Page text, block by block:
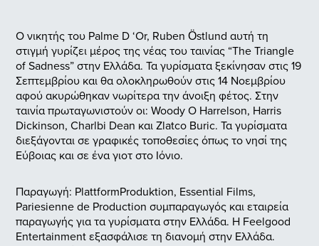
Ο νικητής του Palme D ‘Or, Ruben Östlund αυτή τη
στιγμή γυρίζει μέρος της νέας του ταινίας “The Triangle
of Sadness” στην Ελλάδα. Τα γυρίσματα ξεκίνησαν στις 19
Σεπτεμβρίου και θα ολοκληρωθούν στις 14 Νοεμβρίου
αφού ακυρώθηκαν νωρίτερα την άνοιξη φέτος. Στην
ταινία πρωταγωνιστούν οι: Woody Ο Harrelson, Harris
Dickinson, Charlbi Dean και Zlatco Buric. Τα γυρίσματα
διεξάγονται σε γραφικές τοποθεσίες όπως το νησί της
Εύβοιας και σε ένα γιοτ στο Ιόνιο.
Παραγωγή: PlattformProduktion, Essential Films,
Pariesienne de Production συμπαραγωγός και εταιρεία
παραγωγής για τα γυρίσματα στην Ελλάδα. Η Feelgood
Entertainment εξασφάλισε τη διανομή στην Ελλάδα.